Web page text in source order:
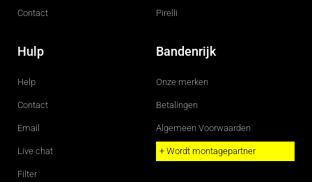
Contact Pirelli
Hulp
Help
Contact
Email
Live chat
Filter
Bandenrijk
Onze merken
Betalingen
Algemeen Voorwaarden
+ Wordt montagepartner